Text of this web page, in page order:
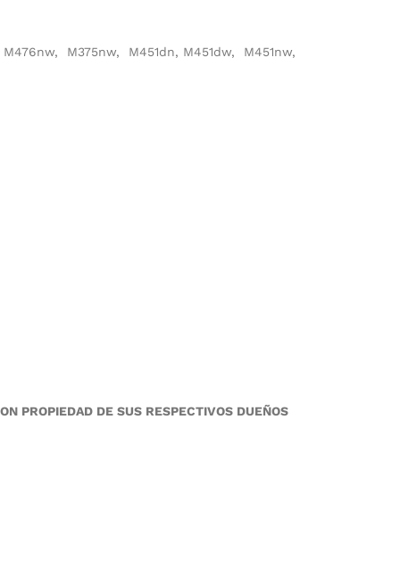
M375nw, M451dn, M451dw, M451nw,
PROPIEDAD DE SUS RESPECTIVOS DUEÑOS